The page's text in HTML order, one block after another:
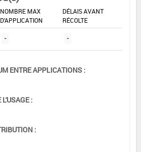
NOMBRE MAX
D'APPLICATION
DÉLAIS AVANT
RÉCOLTE
- -
ENTRE APPLICATIONS :
L'USAGE :
: